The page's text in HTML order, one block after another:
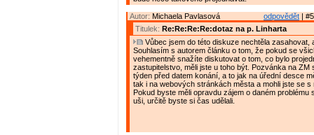
odpovědět |
Autor: Michaela Pavlasová
Titulek: Re:Re:Re:Re:dotaz na p. Linharta
Vůbec jsem do této diskuze nechtěla zasahovat,
Souhlasím s autorem článku o tom, že pokud se
vehementně snažíte diskutovat o tom, co bylo
zastupitelstvo, měli jste u toho být. Pozvánka na ZM
týden před datem konání, a to jak na úřední desce
tak i na webových stránkách města a mohli jste se s
Pokud byste měli opravdu zájem o daném problému
uši, určitě byste si čas udělali.